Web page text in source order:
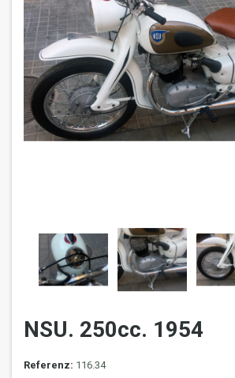
NSU. 250cc. 1954
Referenz: 116.34